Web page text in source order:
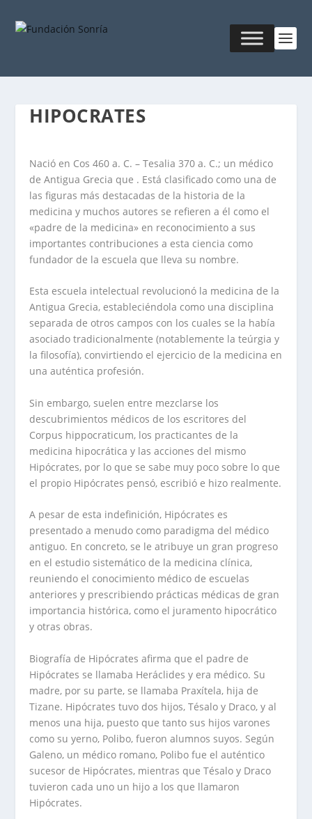
HIPOCRATES
Nació en Cos 460 a. C. – Tesalia 370 a. C.; un médico
de Antigua Grecia que . Está clasificado como una de
las figuras más destacadas de la historia de la
medicina y muchos autores se refieren a él como el
«padre de la medicina» en reconocimiento a sus
importantes contribuciones a esta ciencia como
fundador de la escuela que lleva su nombre.
Esta escuela intelectual revolucionó la medicina de la
Antigua Grecia, estableciéndola como una disciplina
separada de otros campos con los cuales se la había
asociado tradicionalmente (notablemente la teúrgia y
la filosofía), convirtiendo el ejercicio de la medicina en
una auténtica profesión.
Sin embargo, suelen entre mezclarse los
descubrimientos médicos de los escritores del
Corpus hippocraticum, los practicantes de la
medicina hipocrática y las acciones del mismo
Hipócrates, por lo que se sabe muy poco sobre lo que
el propio Hipócrates pensó, escribió e hizo realmente.
A pesar de esta indefinición, Hipócrates es
presentado a menudo como paradigma del médico
antiguo. En concreto, se le atribuye un gran progreso
en el estudio sistemático de la medicina clínica,
reuniendo el conocimiento médico de escuelas
anteriores y prescribiendo prácticas médicas de gran
importancia histórica, como el juramento hipocrático
y otras obras.
Biografía de Hipócrates afirma que el padre de
Hipócrates se llamaba Heráclides y era médico. Su
madre, por su parte, se llamaba Praxítela, hija de
Tizane. Hipócrates tuvo dos hijos, Tésalo y Draco, y al
menos una hija, puesto que tanto sus hijos varones
como su yerno, Polibo, fueron alumnos suyos. Según
Galeno, un médico romano, Polibo fue el auténtico
sucesor de Hipócrates, mientras que Tésalo y Draco
tuvieron cada uno un hijo a los que llamaron
Hipócrates.